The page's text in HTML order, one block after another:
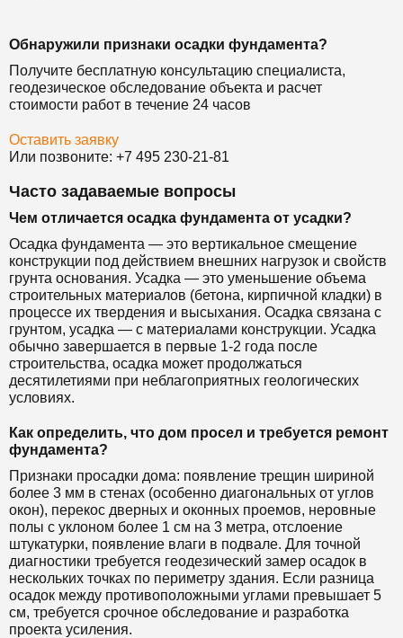
Обнаружили признаки осадки фундамента?
Получите бесплатную консультацию специалиста,
геодезическое обследование объекта и расчет
стоимости работ в течение 24 часов
Оставить заявку
Или позвоните: +7 495 230-21-81
Часто задаваемые вопросы
Чем отличается осадка фундамента от усадки?
Осадка фундамента — это вертикальное смещение
конструкции под действием внешних нагрузок и свойств
грунта основания. Усадка — это уменьшение объема
строительных материалов (бетона, кирпичной кладки) в
процессе их твердения и высыхания. Осадка связана с
грунтом, усадка — с материалами конструкции. Усадка
обычно завершается в первые 1-2 года после
строительства, осадка может продолжаться
десятилетиями при неблагоприятных геологических
условиях.
Как определить, что дом просел и требуется ремонт
фундамента?
Признаки просадки дома: появление трещин шириной
более 3 мм в стенах (особенно диагональных от углов
окон), перекос дверных и оконных проемов, неровные
полы с уклоном более 1 см на 3 метра, отслоение
штукатурки, появление влаги в подвале. Для точной
диагностики требуется геодезический замер осадок в
нескольких точках по периметру здания. Если разница
осадок между противоположными углами превышает 5
см, требуется срочное обследование и разработка
проекта усиления.